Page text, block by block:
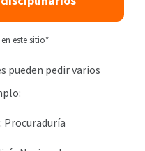
este sitio*
pueden pedir varios
Procuraduría